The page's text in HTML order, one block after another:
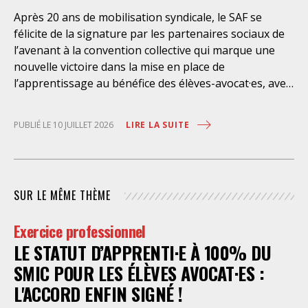
place les avocats titulaires dans une situation de
conflit d’intérêt évidente. Selon le juge des
Après 20 ans de mobilisation syndicale, le SAF se
félicite de la signature par les partenaires sociaux de
l’avenant à la convention collective qui marque une
nouvelle victoire dans la mise en place de
l’apprentissage au bénéfice des élèves-avocat·es, avec
discrimination géographique ou d’âge. Étant donné la
situation actuelle très précaire de bons
plus grande égalité d’accès à la profession. Il permet
avocat·e, en parallèle de l’école des avocats, tout en
bénéficiant des acquis de cette formation
immédiatement, sans que les coûts le rendent
inaccessible aux petits cabinets. Le SAF s’est
constamment mobilisé pour la réussite de cette
PUBLIÉ LE 10 JUILLET 2026 LIRE LA SUITE
SUR LE MÊME THÈME
Exercice professionnel
LE STATUT D’APPRENTI·E À 100% DU
SMIC POUR LES ÉLÈVES AVOCAT·ES :
L'ACCORD ENFIN SIGNÉ !